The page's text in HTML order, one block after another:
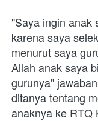
"Saya ingin anak
karena saya
menurut saya
Allah anak saya
gurunya"
ditanya tentang
anaknya ke RTQ